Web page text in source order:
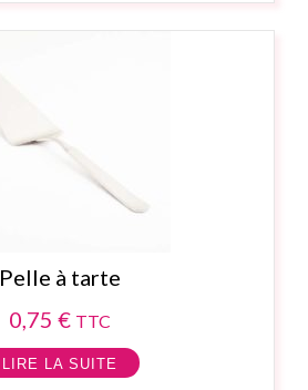
Pelle à tarte
0,75 € TTC
LIRE LA SUITE